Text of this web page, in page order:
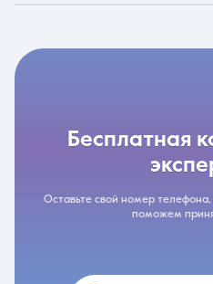
бесплатная консультация
Оставьте свой номер
поможем